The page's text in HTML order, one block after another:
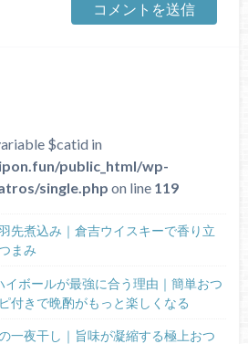
$catid in
public_html/wp-
single.php on line 119
先煮込み｜倉吉ウイスキーで香り立
まみ
イボールが最強に合う理由｜簡単おつ
付きで晩酌がもっと楽しくなる
一夜干し｜旨味が凝縮する極上おつ